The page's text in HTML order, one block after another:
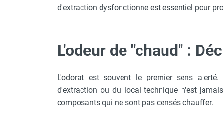
Aérotherme au fioul
Chauffage d'atelier suspendu
Chauffage suspendu au gaz
Chauffage FARM
Chauffage FARM au gaz
d'extraction dysfonctionne est essentiel pour
L'odeur de "chaud" :
L'odorat est souvent le premier sens
d'extraction ou du local technique n'est
composants qui ne sont pas censés chauffer.